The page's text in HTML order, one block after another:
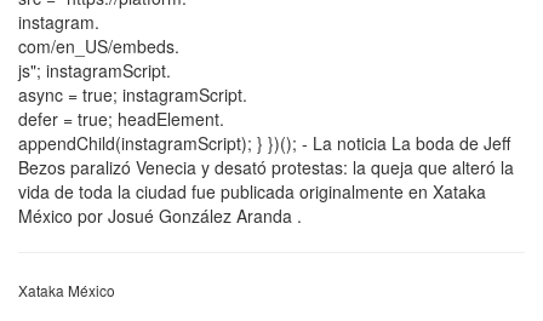
instagram.
com/en_US/embeds.
js"; instagramScript.
async = true; instagramScript.
defer = true; headElement.
appendChild(instagramScript); } })(); - La noticia La boda de Jeff
Bezos paralizó Venecia y desató protestas: la queja que alteró la
vida de toda la ciudad fue publicada originalmente en Xataka
México por Josué González Aranda .
Xataka México